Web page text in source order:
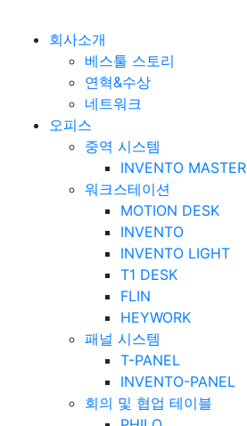
베스툴 Bestuhl
회사소개
베스툴 스토리
연혁&수상
네트워크
오피스
중역 시스템
INVENTO MASTER
워크스테이션
MOTION DESK
INVENTO
INVENTO LIGHT
T1 DESK
FLIN
HEYWORK
패널 시스템
T-PANEL
INVENTO-PANEL
회의 및 협업 테이블